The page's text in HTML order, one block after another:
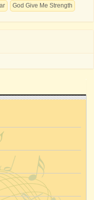
God Give Me Strength